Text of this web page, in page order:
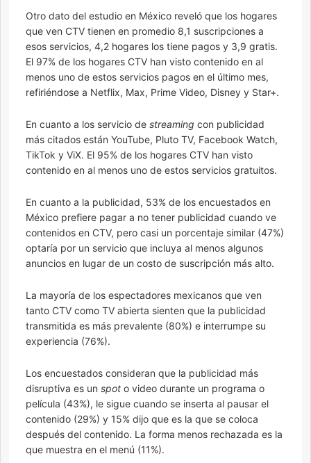
Otro dato del estudio en México reveló que los hogares
que ven CTV tienen en promedio 8,1 suscripciones a
esos servicios, 4,2 hogares los tiene pagos y 3,9 gratis.
El 97% de los hogares CTV han visto contenido en al
menos uno de estos servicios pagos en el último mes,
refiriéndose a Netflix, Max, Prime Video, Disney y Star+.
En cuanto a los servicio de streaming con publicidad
más citados están YouTube, Pluto TV, Facebook Watch,
TikTok y ViX. El 95% de los hogares CTV han visto
contenido en al menos uno de estos servicios gratuitos.
En cuanto a la publicidad, 53% de los encuestados en
México prefiere pagar a no tener publicidad cuando ve
contenidos en CTV, pero casi un porcentaje similar (47%)
optaría por un servicio que incluya al menos algunos
anuncios en lugar de un costo de suscripción más alto.
La mayoría de los espectadores mexicanos que ven
tanto CTV como TV abierta sienten que la publicidad
transmitida es más prevalente (80%) e interrumpe su
experiencia (76%).
Los encuestados consideran que la publicidad más
disruptiva es un spot o video durante un programa o
película (43%), le sigue cuando se inserta al pausar el
contenido (29%) y 15% dijo que es la que se coloca
después del contenido. La forma menos rechazada es la
que muestra en el menú (11%).